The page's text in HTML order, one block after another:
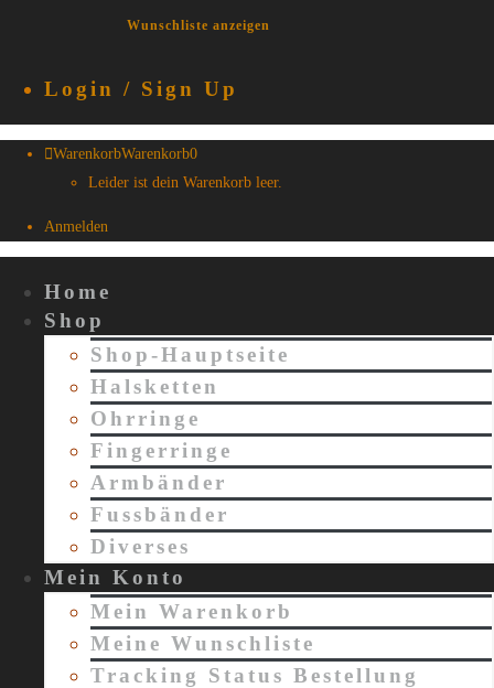
Wunschliste anzeigen
Login / Sign Up
WarenkorbWarenkorb0
Leider ist dein Warenkorb leer.
Anmelden
Home
Shop
Shop-Hauptseite
Halsketten
Ohrringe
Fingerringe
Armbänder
Fussbänder
Diverses
Mein Konto
Mein Warenkorb
Meine Wunschliste
Tracking Status Bestellung